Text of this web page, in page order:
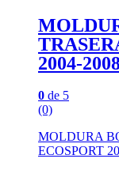
2004-
0 de 5
(0)
MOLDURA
ECOSPORT